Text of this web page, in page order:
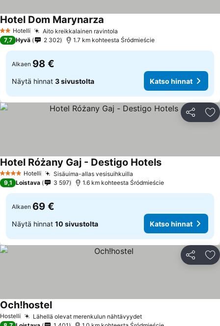
2 Tähtiluokitus
Hotelli Aito kreikkalainen ravintola
Hotel Dom Marynarza
7,7 Hyvä 2 302 1.7 km kohteesta Śródmieście
Alkaen 98 €
Näytä hinnat 3 sivustolta Katso hinnat
Jaa
4 Tähtiluokitus
Hotelli Sisäuima-allas vesisuihkuilla
Hotel Różany Gaj - Destigo HotelsKatso hinnat
9,1 Loistava 3 597 1.6 km kohteesta Śródmieście
Alkaen 69 €
Näytä hinnat 10 sivustolta Katso hinnat
Jaa
Hostelli Lähellä olevat merenkulun nähtävyydetKatso hinnat
Och!hostelKatso hinnat